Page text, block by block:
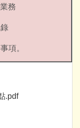
務
項。
.pdf